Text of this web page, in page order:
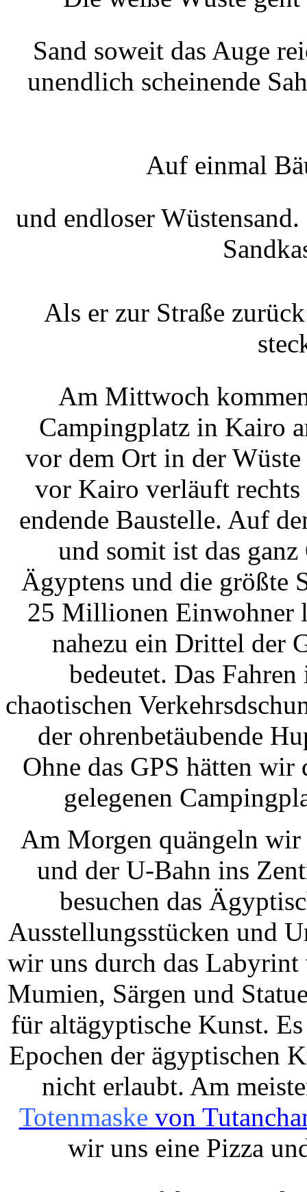
Sand soweit das Auge
unendlich scheinende
Auf einmal
und endloser
Als er zur Straße
Am Mittwoch
Campingplatz in Kairo
vor dem Ort in der
vor Kairo verläuft
endende Baustelle. Auf
und somit ist das
Ägyptens und die größte
25 Millionen Einwohner
nahezu ein Drittel der
bedeutet. Das
chaotischen
der ohrenbetäubende
Ohne das GPS hätten wir
gelegenen
Am Morgen quängeln
und der U-Bahn ins
besuchen das
Ausstellungsstücken und
wir uns durch das Labyrint
Mumien, Särgen und
für altägyptische Kunst.
Epochen der ägyptischen
nicht erlaubt. Am
Totenmaske von
wir uns eine Pizza